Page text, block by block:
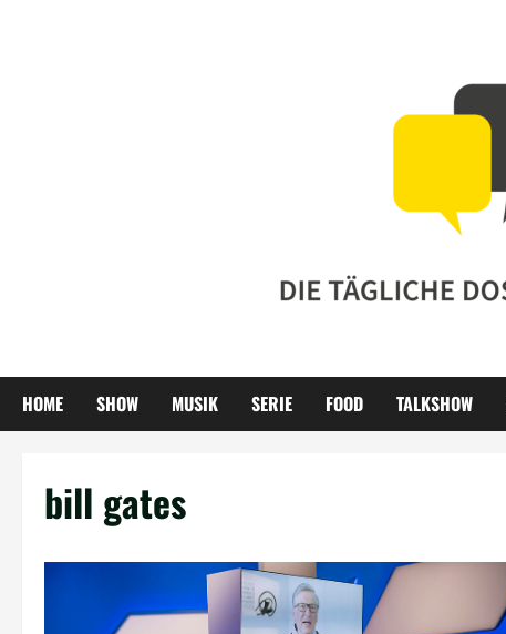
HOME SHOW MUSIK SERIE FOOD TALKSHOW
bill gates